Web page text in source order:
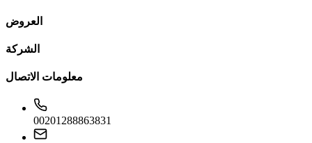
العروض
الشركة
معلومات الاتصال
00201288863831